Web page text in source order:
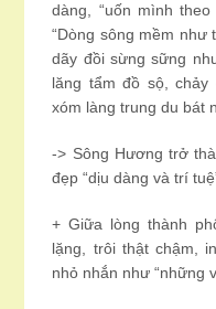
dàng, “uốn mình
“Dòng sông mềm như
dãy đồi sừng sững
lăng tẩm đồ sộ, chảy
xóm làng trung du bát
-> Sông Hương trở
đẹp “dịu dàng và trí
+ Giữa lòng thành
lặng, trôi thật chậm,
nhỏ nhắn như “những